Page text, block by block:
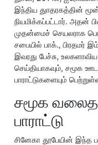
இந்திய துாதரகத்தின்
நியமிக்கப்பட்டார். அதன்
முதன்மைச் செயலராக
சபையில் பாக்., பிரதமர்
இவரது பேச்சு,
செய்தியாகவும், சமூக
பாராட்டுகளையும்
சமூக
பாராட்டு
சினேகா தூபேயின் இந்த